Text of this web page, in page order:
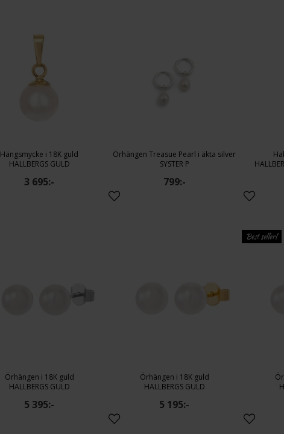
Hängsmycke i 18K guld
HALLBERGS GULD
3 695:-
Örhängen Treasue Pearl i äkta silver
SYSTER P
799:-
Örhängen i 18K guld
HALLBERGS GULD
5 395:-
Örhängen i 18K guld
HALLBERGS GULD
5 195:-
Best seller!